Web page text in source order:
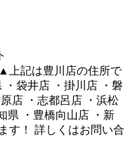
上記は豊川店の住所で
袋井店 ・掛川店 ・磐
店 ・志都呂店 ・浜松
・豊橋向山店 ・新
！ 詳しくはお問い合